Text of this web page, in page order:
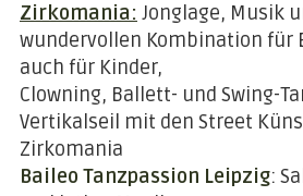
Zirkomania: Jonglage, Musik
wundervollen Kombination für
auch für Kinder,
Clowning, Ballett- und Swing-
Vertikalseil mit den Street
Zirkomania
Baileo Tanzpassion Leipzig: